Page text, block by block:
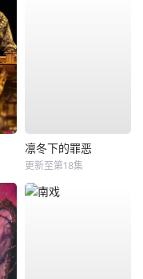
凛冬下的罪恶
更新至第18集